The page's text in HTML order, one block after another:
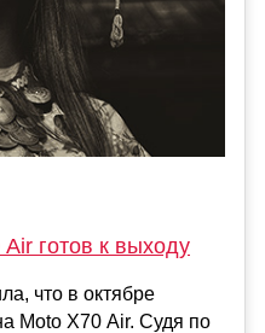
готов к выходу
что в октябре
Moto X70 Air. Судя по